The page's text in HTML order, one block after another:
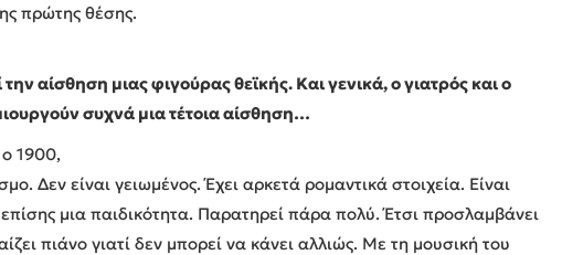
πρώτης θέσης.
αίσθηση μιας φιγούρας θεϊκής. Και γενικά, ο γιατρός και ο
συχνά μια τέτοια αίσθηση…
1900,
Δεν είναι γειωμένος. Έχει αρκετά ρομαντικά στοιχεία. Είναι
μια παιδικότητα. Παρατηρεί πάρα πολύ. Έτσι προσλαμβάνει
πιάνο γιατί δεν μπορεί να κάνει αλλιώς. Με τη μουσική του